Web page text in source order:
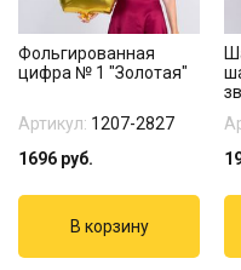
Фольгированная
цифра № 1 "Золотая"
Артикул: 1207-2827
1696 руб.